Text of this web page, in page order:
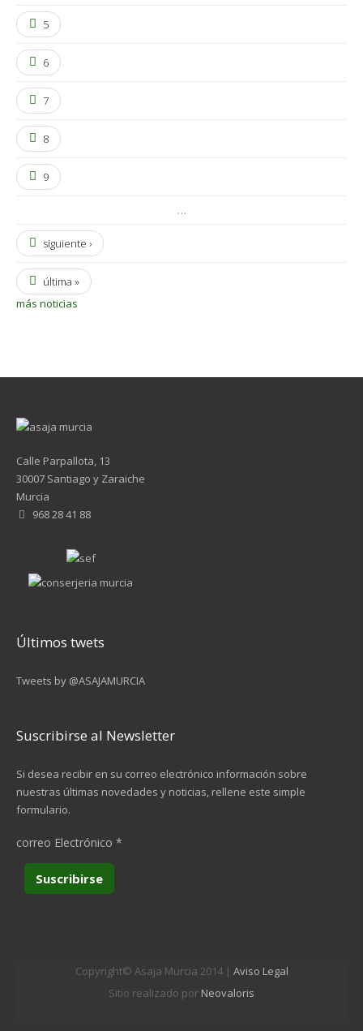
5
6
7
8
9
…
siguiente ›
última »
más noticias
Calle Parpallota, 13
30007 Santiago y Zaraiche
Murcia
968 28 41 88
Últimos twets
Tweets by @ASAJAMURCIA
Suscribirse al Newsletter
Si desea recibir en su correo electrónico información sobre
nuestras últimas novedades y noticias, rellene este simple
formulario.
correo Electrónico *
Copyright© Asaja Murcia 2014 | Aviso Legal
Sitio realizado por Neovaloris